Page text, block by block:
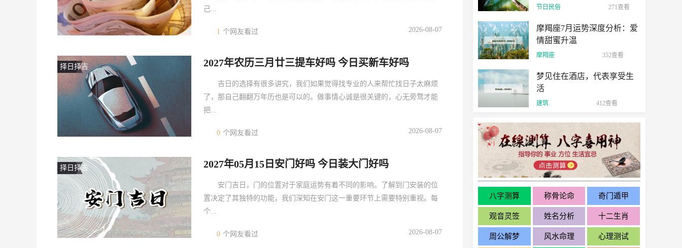
己...
1 个网友看过 2026-08-07
择日择吉 2027年农历三月廿三提车好吗 今日买新车好吗
吉日的选择有很多讲究，我们如果觉得找专业的人来帮忙找日子太麻烦
了，那自己翻翻万年历也是可以的。做事情心诚是很关键的，心无旁骛才能
把...
0 个网友看过 2026-08-07
择日择吉 2027年05月15日安门好吗 今日装大门好吗
安门吉日，门的位置对于家庭运势有着不同的影响。了解到门安装的位
置决定了其独特的功能，我们深知在安门这一重要环节上需要特别重视。每
个...
0 个网友看过 2026-08-07
节日民俗 271查看
摩羯座7月运势深度分析：爱
情甜蜜升温
摩羯座 352查看
梦见住在酒店，代表享受生
活
建筑 412查看
八字测算 称骨论命 奇门遁甲
观音灵签 姓名分析 十二生肖
周公解梦 风水命理 心理测试